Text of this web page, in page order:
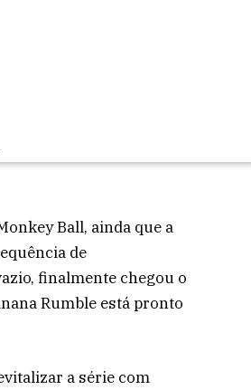
Ball, ainda que a
de
finalmente chegou o
Rumble está pronto
a série com